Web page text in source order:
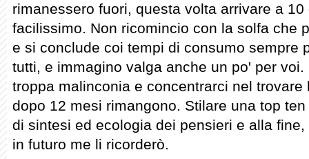
rimanessero fuori, questa volta arrivare a
facilissimo. Non ricomincio con la solfa che
e si conclude coi tempi di consumo sempre
tutti, e immagino valga anche un po' per
troppa malinconia e concentrarci nel
dopo 12 mesi rimangono. Stilare una top
di sintesi ed ecologia dei pensieri e alla
in futuro me li ricorderò.